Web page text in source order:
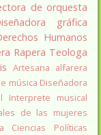
de orquesta
gráfica
Humanos
Rapera Teologa
Artesana alfarera
música Diseñadora
Interprete musical
de las mujeres
Ciencias Políticas